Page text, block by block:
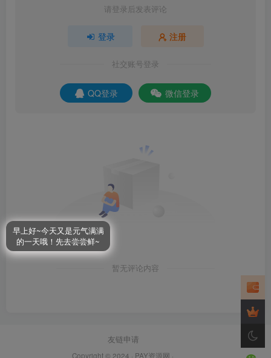
请登录后发表评论
登录 注册
社交账号登录
QQ登录 微信登录
暂无评论内容
友链申请
Copyright © 2024 · PAY资源网 ·
早上好~今天又是元气满满
的一天哦！先去尝尝鲜~